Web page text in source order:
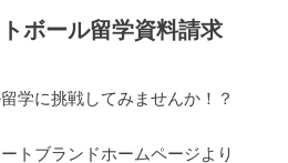
ボール留学資料請求
学に挑戦してみませんか！？
トブランドホームページより